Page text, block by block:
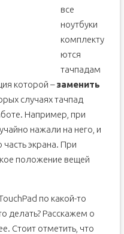
все
ноутбуки
комплекту
ются
тачпадам
которой –заменить
случаях тачпад
Например, при
нажали на него, и
экрана. При
положение вещей
по какой-то
делать? Расскажем о
Стоит отметить, что